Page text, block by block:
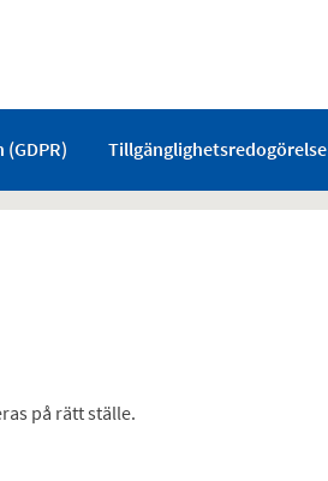
Tillgänglighetsredogörelse
på rätt ställe.